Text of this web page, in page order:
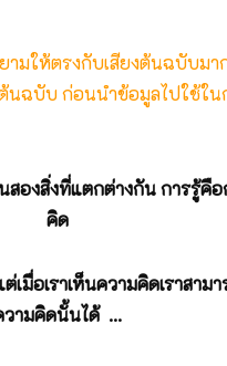
ามให้ตรงกับเสียงต้นฉบับม
นฉบับ ก่อนนำข้อมูลไปใช้ใน
สองสิ่งที่แตกต่างกัน การรู้คือ
คิด
เมื่อเราเห็นความคิดเราสาม
วามคิดนั้นได้ ...